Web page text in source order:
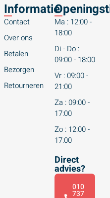
Informatie
Contact
Over ons
Betalen
Bezorgen
Retourneren
Ma : 12:00 -
18:00
Di - Do :
09:00 - 18:00
Vr : 09:00 -
21:00
Za : 09:00 -
17:00
Zo : 12:00 -
17:00
Direct
advies?
010
737